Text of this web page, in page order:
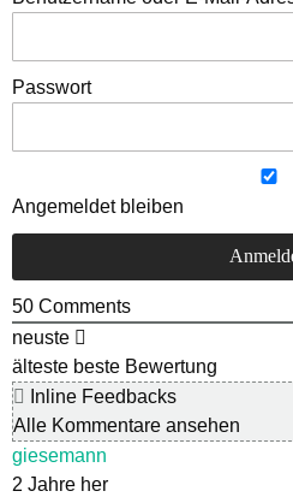
Passwort
Angemeldet bleiben
50 Comments
neuste
älteste beste Bewertung
Inline Feedbacks
Alle Kommentare ansehen
giesemann
2 Jahre her